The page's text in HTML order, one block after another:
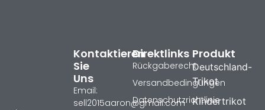
Produkt
Deutschland-
Trikot
Kindertrikot
Direktlinks
Rückgaberecht
Versandbedingungen
Datenschutzrichtlinie
Kontaktieren
Sie
Uns
Email:
sell2015aaron@gmail.com